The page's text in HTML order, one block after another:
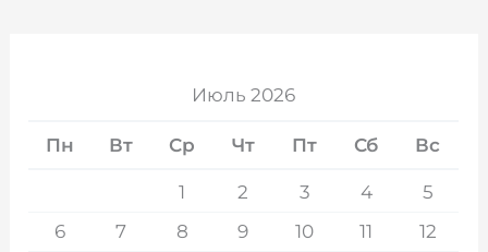
Июль 2026
Пн Вт Ср Чт Пт Сб Вс
1 2 3 4
5
6
7 8 9 10 11
12